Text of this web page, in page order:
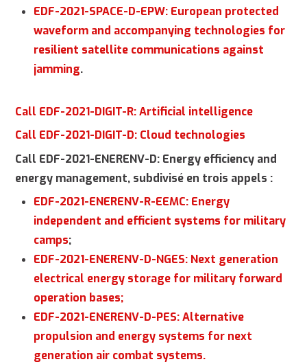
EDF-2021-SPACE-D-EPW: European protected
waveform and accompanying technologies for
resilient satellite communications against
jamming.
Call EDF-2021-DIGIT-R: Artificial intelligence
Call EDF-2021-DIGIT-D: Cloud technologies
Call EDF-2021-ENERENV-D: Energy efficiency and
energy management, subdivisé en trois appels :
EDF-2021-ENERENV-R-EEMC: Energy
independent and efficient systems for military
camps;
EDF-2021-ENERENV-D-NGES: Next generation
electrical energy storage for military forward
operation bases;
EDF-2021-ENERENV-D-PES: Alternative
propulsion and energy systems for next
generation air combat systems.